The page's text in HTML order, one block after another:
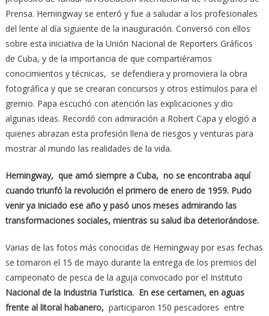
Prensa. Hemingway se enteró y fue a saludar a los profesionales
del lente al día siguiente de la inauguración. Conversó con ellos
sobre esta iniciativa de la Unión Nacional de Reporters Gráficos
de Cuba, y de la importancia de que compartiéramos
conocimientos y técnicas, se defendiera y promoviera la obra
fotográfica y que se crearan concursos y otros estímulos para el
gremio. Papa escuchó con atención las explicaciones y dio
algunas ideas. Recordó con admiración a Robert Capa y elogió a
quienes abrazan esta profesión llena de riesgos y venturas para
mostrar al mundo las realidades de la vida.
Hemingway, que amó siempre a Cuba, no se encontraba aquí
cuando triunfó la revolución el primero de enero de 1959. Pudo
venir ya iniciado ese año y pasó unos meses admirando las
transformaciones sociales, mientras su salud iba deteriorándose.
Varias de las fotos más conocidas de Hemingway por esas fechas
se tomaron el 15 de mayo durante la entrega de los premios del
campeonato de pesca de la aguja convocado por el Instituto
Nacional de la Industria Turística. En ese certamen, en aguas
frente al litoral habanero, participaron 150 pescadores entre